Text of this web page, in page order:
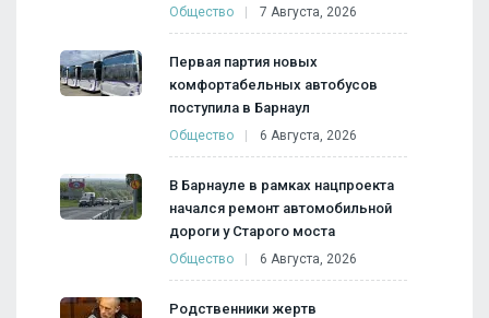
Общество 7 Августа, 2026
Первая партия новых
комфортабельных автобусов
поступила в Барнаул
Общество 6 Августа, 2026
В Барнауле в рамках нацпроекта
начался ремонт автомобильной
дороги у Старого моста
Общество 6 Августа, 2026
Родственники жертв